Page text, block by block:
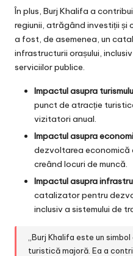
În plus, Burj Khalifa a
regiunii, atrăgând investiții și
a fost, de asemenea, un
infrastructurii orașului,
serviciilor publice.
Impactul asupra
punct de atracție
vizitatori anual.
Impactul asupra
dezvoltarea economică
creând locuri de muncă.
Impactul asupra
catalizator pentru
inclusiv a sistemului de
„Burj Khalifa este un
turistică majoră. Ea a